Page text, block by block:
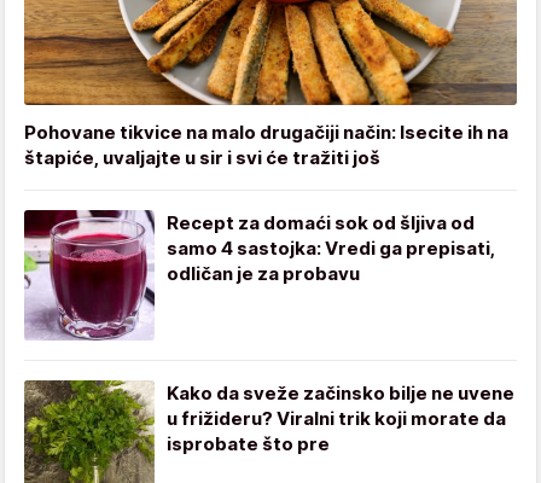
Pohovane tikvice na malo drugačiji način: Isecite ih na
štapiće, uvaljajte u sir i svi će tražiti još
Recept za domaći sok od šljiva od
samo 4 sastojka: Vredi ga prepisati,
odličan je za probavu
Kako da sveže začinsko bilje ne uvene
u frižideru? Viralni trik koji morate da
isprobate što pre